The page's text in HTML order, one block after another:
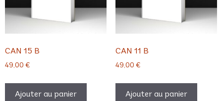
CAN 15 B
49,00 €
Ajouter au panier
CAN 11 B
49,00 €
Ajouter au panier